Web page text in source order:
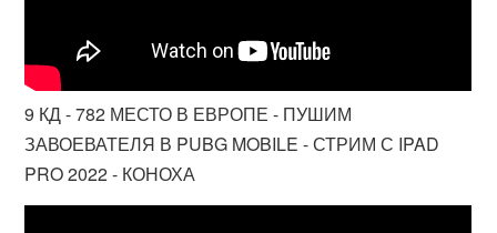
9 КД - 782 МЕСТО В ЕВРОПЕ - ПУШИМ
ЗАВОЕВАТЕЛЯ В PUBG MOBILE - СТРИМ С IPAD
PRO 2022 - КОНОХА